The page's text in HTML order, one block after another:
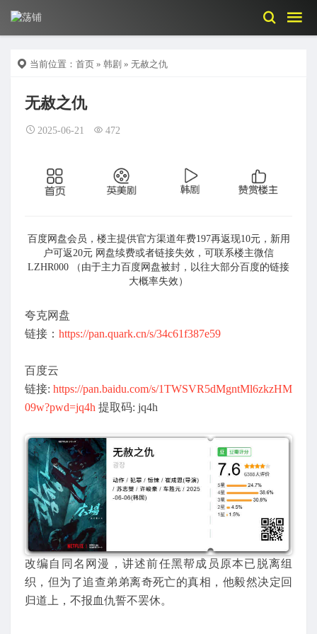
当前位置： 首页 » 韩剧 » 无赦之仇
无赦之仇
2025-06-21 472
百度网盘会员，楼主提供官方渠道年费197再返现10元，新用
户可返20元 网盘续费或者链接失效，可联系楼主微信
LZHR000 （由于主力百度网盘被封，以往大部分百度的链接
大概率失效）
夸克网盘
链接： https://pan.quark.cn/s/34c61f387e59
百度云
链接: https://pan.baidu.com/s/1TWSVR5dMgntMl6zkzHM
09w?pwd=jq4h 提取码: jq4h
改编自同名网漫，讲述前任黑帮成员原本已脱离组
织，但为了追查弟弟离奇死亡的真相，他毅然决定回
归道上，不报血仇誓不罢休。